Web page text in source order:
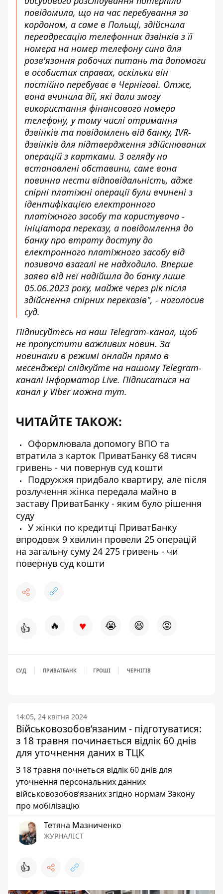
повідомила, що на час перебування за
кордоном, а саме в Польщі, здійснила
переадресацію телефонних дзвінків з її
номера на номер телефону сина для
розв'язання робочих питань та допомоги
в особистих справах, оскільки він
постійно перебуває в Чернігові. Отже,
вона вчинила дії, які дали змогу
використання фінансового номера
телефону, у тому числі отримання
дзвінків та повідомлень від банку, IVR-
дзвінків для підтвердження здійснюваних
операцій з картками. З огляду на
встановлені обставини, саме вона
повинна нести відповідальність, адже
спірні платіжні операції були вчинені з
ідентифікацією електронного
платіжного засобу та користувача -
ініціатора переказу, а повідомлення до
банку про втрату доступу до
електронного платіжного засобу від
позивача взагалі не надходило. Вперше
заява від неї надійшла до банку лише
05.06.2023 року, майже через рік після
здійснення спірних переказів", - наголосив
суд.
Підписуйтесь на наш Telegram-канал, щоб
не пропустити важливих новин. За
новинами в режимі онлайн прямо в
месенджері слідкуйте на нашому Telegram-
каналіІнформатор Live. Підписатися на
канал у Viber можна тут.
ЧИТАЙТЕ ТАКОЖ:
Оформлювала допомогу ВПО та
втратила з карток ПриватБанку 68 тисяч
гривень - чи повернув суд кошти
Подружжя придбало квартиру, але після
розлучення жінка передала майно в
заставу ПриватБанку - яким було рішення
суду
У жінки по кредитці ПриватБанку
впродовж 9 хвилин провели 25 операцій
на загальну суму 24 275 гривень - чи
повернув суд кошти
👍 🔥 ♥ 😭 😆 😡
СУД ПРИВАТБАНК ГРОШІ ЧЕРНІГІВ
14:05, 24 квітня 2024
Військовозобов’язаним - підготуватися:
з 18 травня починається відлік 60 днів
для уточнення даних в ТЦК
З 18 травня почнеться відлік 60 днів для
уточнення персональних данних
військовозобов’язаних згідно нормам Закону
про мобілізацію
Тетяна Мазниченко
ЖУРНАЛІСТ
👍